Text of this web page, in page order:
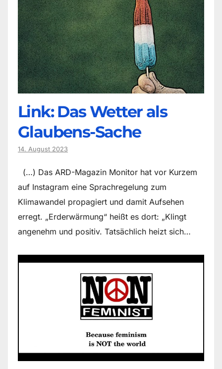
Link: Das Wetter als
Glaubens-Sache
14. August 2023
(…) Das ARD-Magazin Monitor hat vor Kurzem
auf Instagram eine Sprachregelung zum
Klimawandel propagiert und damit Aufsehen
erregt. „Erderwärmung“ heißt es dort: „Klingt
angenehm und positiv. Tatsächlich heizt sich…